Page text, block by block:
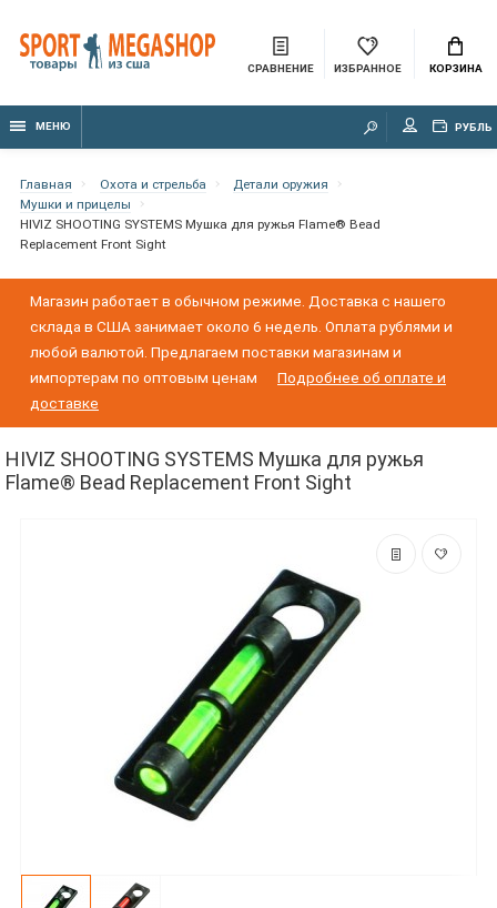
СРАВНЕНИЕ ИЗБРАННОЕ КОРЗИНА
МЕНЮ РУБЛЬ
Главная Охота и стрельба
Детали оружия
Мушки и прицелы
HIVIZ SHOOTING SYSTEMS Мушка для ружья Flame® Bead
Replacement Front Sight
Магазин работает в обычном режиме. Доставка с нашего
склада в США занимает около 6 недель. Оплата рублями и
любой валютой. Предлагаем поставки магазинам и
импортерам по оптовым ценам
Подробнее об оплате и
доставке
HIVIZ SHOOTING SYSTEMS Мушка для ружья
Flame® Bead Replacement Front Sight